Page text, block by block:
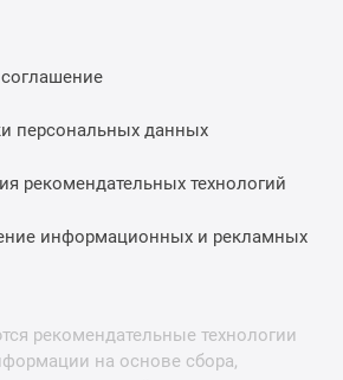
персональных данных
рекомендательных технологий
информационных и рекламных
рекомендательные технологии
на основе сбора,